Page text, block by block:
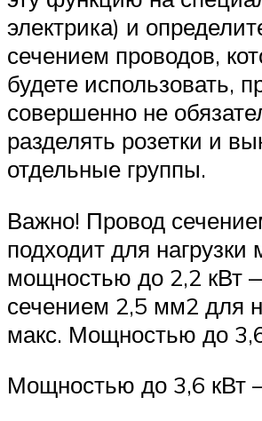
электрика) и
сечением проводов,
будете использовать,
совершенно не
разделять розетки и
отдельные группы.
Важно! Провод
подходит для нагрузки
мощностью до 2,2 кВт
сечением 2,5 мм2 для
макс. Мощностью до
Мощностью до 3,6 кВт